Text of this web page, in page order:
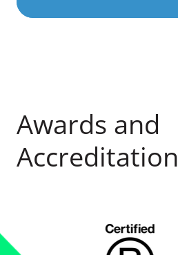
Awards and
Accreditation